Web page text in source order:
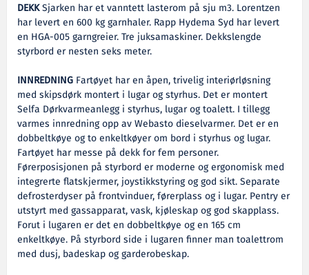
DEKKSjarken har et vanntett lasterom på sju m3. Lorentzen
har levert en 600 kg garnhaler. Rapp Hydema Syd har levert
en HGA-005 garngreier. Tre juksamaskiner. Dekkslengde
styrbord er nesten seks meter.
INNREDNING Fartøyet har en åpen, trivelig interiørløsning
med skipsdørk montert i lugar og styrhus. Det er montert
Selfa Dørkvarmeanlegg i styrhus, lugar og toalett. I tillegg
varmes innredning opp av Webasto dieselvarmer. Det er en
dobbeltkøye og to enkeltkøyer om bord i styrhus og lugar.
Fartøyet har messe på dekk for fem personer.
Førerposisjonen på styrbord er moderne og ergonomisk med
integrerte flatskjermer, joystikkstyring og god sikt. Separate
defrosterdyser på frontvinduer, førerplass og i lugar. Pentry er
utstyrt med gassapparat, vask, kjøleskap og god skapplass.
Forut i lugaren er det en dobbeltkøye og en 165 cm
enkeltkøye. På styrbord side i lugaren finner man toalettrom
med dusj, badeskap og garderobeskap.